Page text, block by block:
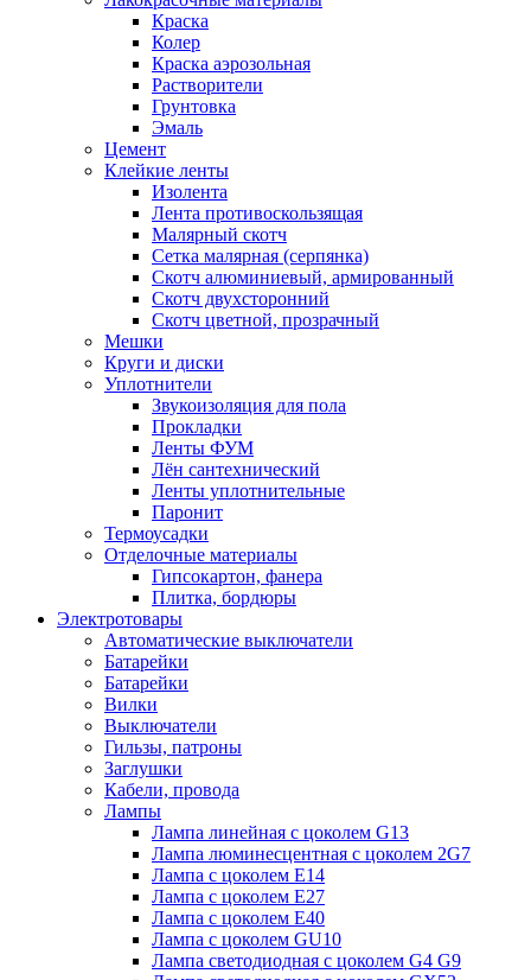
Краска
Колер
Краска аэрозольная
Растворители
Грунтовка
Эмаль
Цемент
Клейкие ленты
Изолента
Лента противоскользящая
Малярный скотч
Сетка малярная (серпянка)
Скотч алюминиевый, армированный
Скотч двухсторонний
Скотч цветной, прозрачный
Мешки
Круги и диски
Уплотнители
Звукоизоляция для пола
Прокладки
Ленты ФУМ
Лён сантехнический
Ленты уплотнительные
Паронит
Термоусадки
Отделочные материалы
Гипсокартон, фанера
Плитка, бордюры
Электротовары
Автоматические выключатели
Батарейки
Батарейки
Вилки
Выключатели
Гильзы, патроны
Заглушки
Кабели, провода
Лампы
Лампа линейная с цоколем G13
Лампа люминесцентная с цоколем 2G7
Лампа с цоколем E14
Лампа с цоколем E27
Лампа с цоколем E40
Лампа с цоколем GU10
Лампа светодиодная с цоколем G4 G9